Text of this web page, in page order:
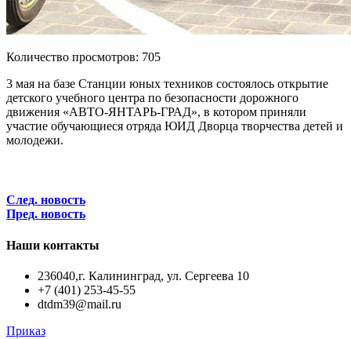
Количество просмотров: 705
3 мая на базе Станции юных техников состоялось открытие
детского учебного центра по безопасности дорожного
движения «АВТО-ЯНТАРЬ-ГРАД», в котором приняли
участие обучающиеся отряда ЮИД Дворца творчества детей и
молодежи.
След. новость
Пред. новость
Наши контакты
236040,г. Калининград, ул. Сергеева 10
+7 (401) 253-45-55
dtdm39@mail.ru
Приказ